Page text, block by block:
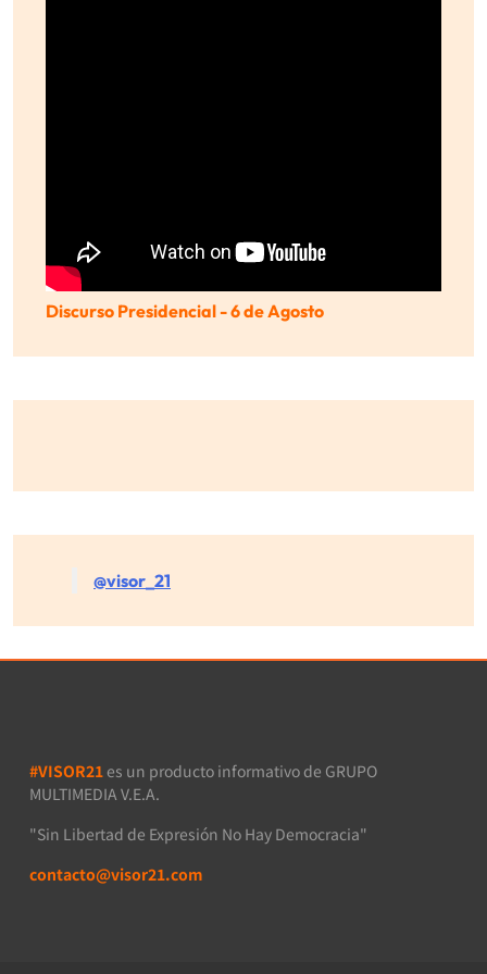
Discurso Presidencial - 6 de Agosto
@visor_21
#VISOR21 es un producto informativo de GRUPO
MULTIMEDIA V.E.A.
"Sin Libertad de Expresión No Hay Democracia"
contacto@visor21.com